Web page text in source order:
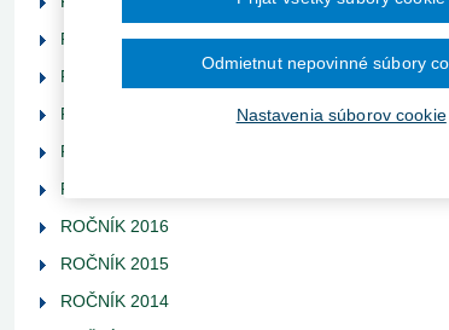
2015
2014
sa začína šesťmesačné prechodné obdobie na
Ročník
Ročník
Ročník
Ročník
ROČNÍK 2021
ROČNÍK 2020
ROČNÍK 2019
ROČNÍK 2018
ROČNÍK 2017
ROČNÍK 2016
ROČNÍK 2015
ROČNÍK 2014
Nastavenia súborov cookie
Odmietnut nepovinné súbory